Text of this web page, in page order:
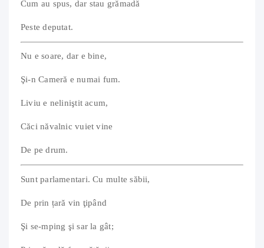
Cum au spus, dar stau grămadă
Peste deputat.
Nu e soare, dar e bine,
Şi-n Cameră e numai fum.
Liviu e neliniştit acum,
Căci năvalnic vuiet vine
De pe drum.
Sunt parlamentari. Cu multe săbii,
De prin țară vin ţipând
Şi se-mping şi sar la gât;